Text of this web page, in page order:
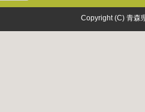
Copyright (C) 青森